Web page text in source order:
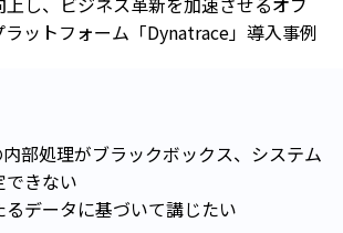
ットフォーム「Dynatrace」導入事例
部処理がブラックボックス、システム
できない
データに基づいて講じたい